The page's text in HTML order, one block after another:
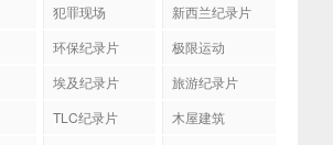
犯罪现场
新西兰纪录片
环保纪录片
极限运动
埃及纪录片
旅游纪录片
TLC纪录片
木屋建筑